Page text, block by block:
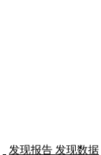
发现报告 发现数据